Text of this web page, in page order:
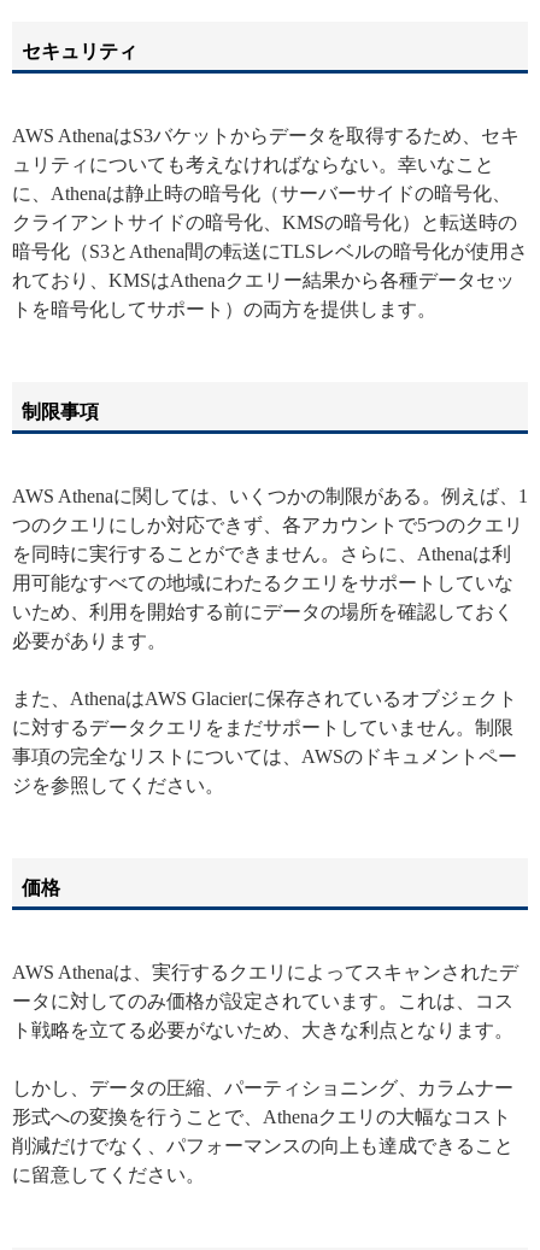
セキュリティ
AWS AthenaはS3バケットからデータを取得するため、セキ
ュリティについても考えなければならない。幸いなこと
に、Athenaは静止時の暗号化（サーバーサイドの暗号化、
クライアントサイドの暗号化、KMSの暗号化）と転送時の
暗号化（S3とAthena間の転送にTLSレベルの暗号化が使用さ
れており、KMSはAthenaクエリー結果から各種データセッ
トを暗号化してサポート）の両方を提供します。
制限事項
AWS Athenaに関しては、いくつかの制限がある。例えば、1
つのクエリにしか対応できず、各アカウントで5つのクエリ
を同時に実行することができません。さらに、Athenaは利
用可能なすべての地域にわたるクエリをサポートしていな
いため、利用を開始する前にデータの場所を確認しておく
必要があります。
また、AthenaはAWS Glacierに保存されているオブジェクト
に対するデータクエリをまだサポートしていません。制限
事項の完全なリストについては、AWSのドキュメントペー
ジを参照してください。
価格
AWS Athenaは、実行するクエリによってスキャンされたデ
ータに対してのみ価格が設定されています。これは、コス
ト戦略を立てる必要がないため、大きな利点となります。
しかし、データの圧縮、パーティショニング、カラムナー
形式への変換を行うことで、Athenaクエリの大幅なコスト
削減だけでなく、パフォーマンスの向上も達成できること
に留意してください。